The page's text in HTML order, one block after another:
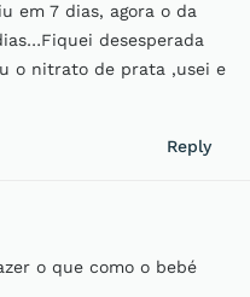
em 7 dias, agora o da
desesperada
o nitrato de prata ,usei e
Reply
o que como o bebé